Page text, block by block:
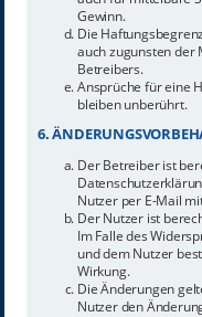
Gewinn.
Die
auch zugunsten der
Betreibers.
Ansprüche für eine
bleiben unberührt.
6.
Der Betreiber ist
Nutzer per E-Mail
Der Nutzer ist
Im Falle des
und dem Nutzer
Wirkung.
Die Änderungen
Nutzer den